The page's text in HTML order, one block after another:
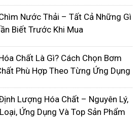
bị sục khí rất phù hợp cho
thải.
gọn nhẹ, không cần thêm
Nước Thải – Tất Cả Những Gì
Biết Trước Khi Mua
Chất Là Gì? Cách Chọn Bơm
Phù Hợp Theo Từng Ứng Dụng
Lượng Hóa Chất – Nguyên Lý,
Ứng Dụng Và Top Sản Phẩm